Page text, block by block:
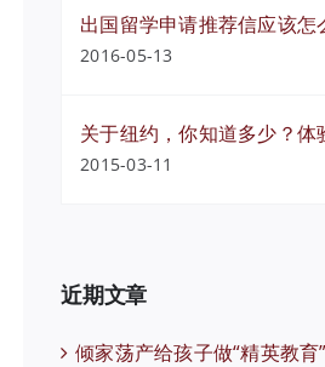
出国留学申请推荐信应该怎
2016-05-13
关于纽约，你知道多少？体
2015-03-11
近期文章
倾家荡产给孩子做“精英教育